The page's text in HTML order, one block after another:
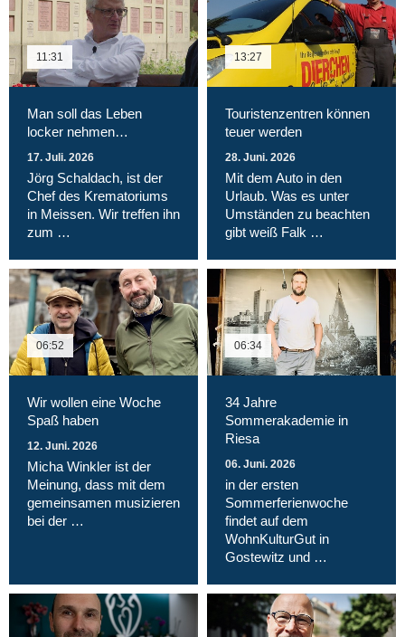
11:31
Man soll das Leben
locker nehmen…
17. Juli. 2026
Jörg Schaldach, ist der
Chef des Krematoriums
in Meissen. Wir treffen ihn
zum …
13:27
Touristenzentren können
teuer werden
28. Juni. 2026
Mit dem Auto in den
Urlaub. Was es unter
Umständen zu beachten
gibt weiß Falk …
06:52
Wir wollen eine Woche
Spaß haben
12. Juni. 2026
Micha Winkler ist der
Meinung, dass mit dem
gemeinsamen musizieren
bei der …
06:34
34 Jahre
Sommerakademie in
Riesa
06. Juni. 2026
in der ersten
Sommerferienwoche
findet auf dem
WohnKulturGut in
Gostewitz und …